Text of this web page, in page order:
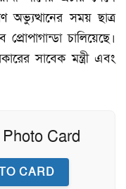
সময় ছাত্র
প্রোপাগান্ডা চালিয়েছে।
সাবেক মন্ত্রী এবং
Card
CARD